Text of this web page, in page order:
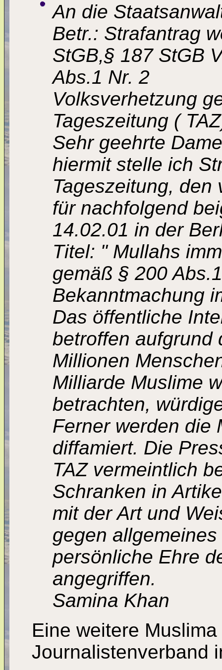
An die
Betr.: Strafantrag
StGB,§ 187 StGB
Abs.1 Nr. 2
Volksverhetzung
Tageszeitung (
Sehr geehrte
hiermit stelle ich
Tageszeitung, den
für nachfolgend
14.02.01 in der
Titel: " Mullahs
gemäß § 200
Bekanntmachung
Das öffentliche
betroffen aufgrund
Millionen
Milliarde Muslime
betrachten,
Ferner werden die
diffamiert. Die
TAZ vermeintlich
Schranken in
mit der Art und
gegen
persönliche Ehre
angegriffen.
Samina Khan
Eine weitere
Journalistenverband